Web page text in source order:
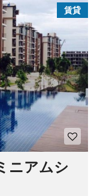
賃貸
ニアムシ